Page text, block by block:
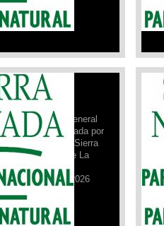
Poqueira,
ficha de aviso general
de 2026, realizada por
y Natural de Sierra
el refugio vivac de La